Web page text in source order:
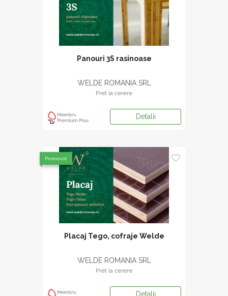
Panouri 3S rasinoase
WELDE ROMANIA SRL
Pret la cerere
Detalii
Placaj Tego, cofraje Welde
WELDE ROMANIA SRL
Pret la cerere
Detalii
Promovat